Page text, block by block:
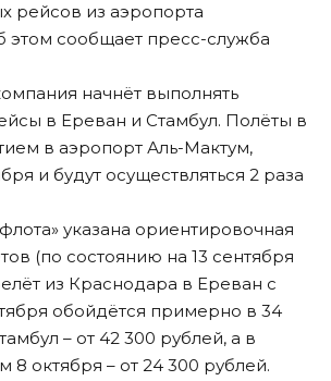
рейсов из аэропорта
этом сообщает пресс-служба
начнёт выполнять
в Ереван и Стамбул. Полёты в
в аэропорт Аль-Мактум,
и будут осуществляться 2 раза
указана ориентировочная
(по состоянию на 13 сентября
из Краснодара в Ереван с
обойдётся примерно в 34
– от 42 300 рублей, а в
8 октября – от 24 300 рублей.